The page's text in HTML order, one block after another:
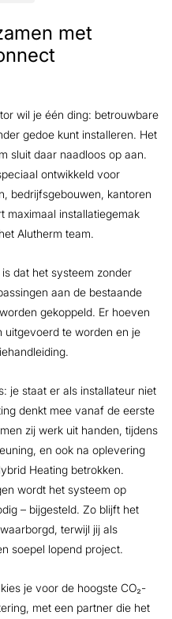
met
wil je één ding: betrouwbare
gedoe kunt installeren. Het
sluit daar naadloos op aan.
ontwikkeld voor
bedrijfsgebouwen, kantoren
maximaal installatiegemak
Alutherm team.
dat het systeem zonder
aan de bestaande
gekoppeld. Er hoeven
uitgevoerd te worden en je
je staat er als installateur niet
denkt mee vanaf de eerste
zij werk uit handen, tijdens
en ook na oplevering
Heating betrokken.
wordt het systeem op
– bijgesteld. Zo blijft het
terwijl jij als
soepel lopend project.
je voor de hoogste CO₂-
met een partner die het